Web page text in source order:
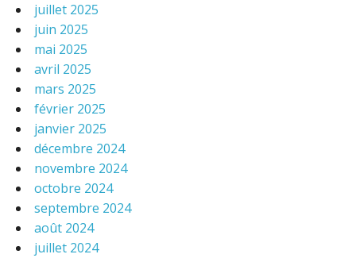
juillet 2025
juin 2025
mai 2025
avril 2025
mars 2025
février 2025
janvier 2025
décembre 2024
novembre 2024
octobre 2024
septembre 2024
août 2024
juillet 2024